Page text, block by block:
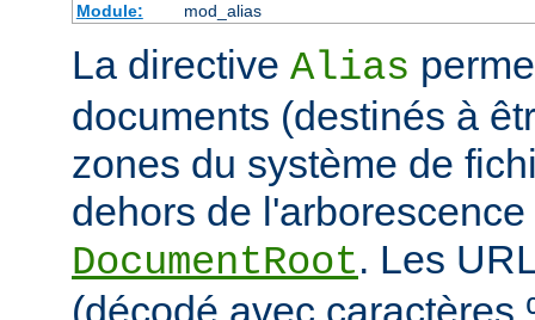
Module:
mod_alias
La directive Alias
documents (destinés à
zones du système de
dehors de
DocumentRoot. Les
(décodé avec caractères